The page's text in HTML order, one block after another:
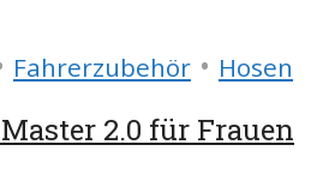
Fahrerzubehör • Hosen
2.0 für Frauen